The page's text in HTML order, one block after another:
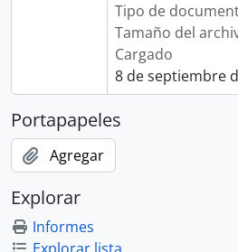
Tipo de
Tamaño del
Cargado
8 de septiembre
Portapapeles
Agregar
Explorar
Informes